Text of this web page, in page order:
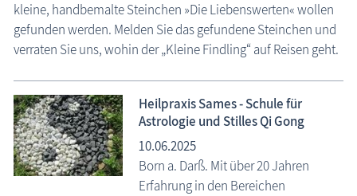
kleine, handbemalte Steinchen »Die Liebenswerten« wollen
gefunden werden. Melden Sie das gefundene Steinchen und
verraten Sie uns, wohin der „Kleine Findling“ auf Reisen geht.
Heilpraxis Sames - Schule für
Astrologie und Stilles Qi Gong
10.06.2025
Born a. Darß. Mit über 20 Jahren
Erfahrung in den Bereichen